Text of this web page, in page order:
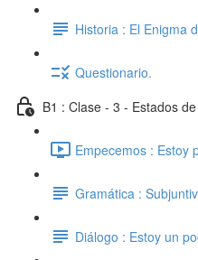
Historia : El Enigma
Questionario.
B1 : Clase - 3 - Estados
Empecemos : Estoy
Gramática :
Diálogo : Estoy un